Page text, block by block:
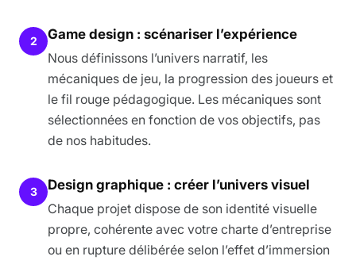
2
Game design : scénariser l’expérience
Nous définissons l’univers narratif, les
mécaniques de jeu, la progression des joueurs et
le fil rouge pédagogique. Les mécaniques sont
sélectionnées en fonction de vos objectifs, pas
de nos habitudes.
3
Design graphique : créer l’univers visuel
Chaque projet dispose de son identité visuelle
propre, cohérente avec votre charte d’entreprise
ou en rupture délibérée selon l’effet d’immersion